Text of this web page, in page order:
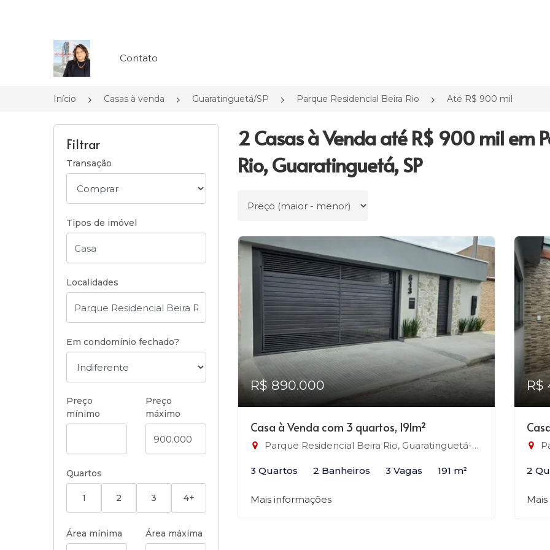
Página inicial
Contato
Início Casas à venda Guaratinguetá/SP Parque Residencial Beira Rio Até R$ 900 mil
Filtrar
Transação
Tipos de imóvel
Localidades
Em condomínio fechado?
Preço
mínimo
Preço
máximo
Quartos
1 2 3 4+
Área mínima Área máxima
2 Casas à Venda até R$ 900 mil em
Rio, Guaratinguetá, SP
Ordenar por
R$ 890.000
Casa à Venda com 3 quartos, 191m²
Parque Residencial Beira Rio, Guaratinguetá-SP
3 Quartos 2 Banheiros 3 Vagas 191 m²
Mais informações
R$
2